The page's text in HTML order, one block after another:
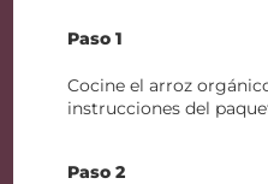
Paso 1
Cocine el arroz
instrucciones del
Paso 2